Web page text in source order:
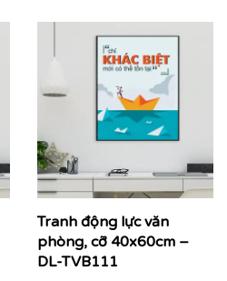
Tranh động lực văn
phòng, cỡ 40x60cm –
DL-TVB111